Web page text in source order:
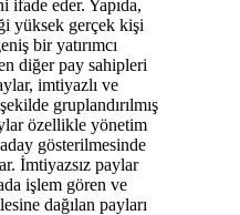
eder. Yapıda,
yüksek gerçek kişi
bir yatırımcı
diğer pay sahipleri
imtiyazlı ve
gruplandırılmış
özellikle yönetim
gösterilmesinde
İmtiyazsız paylar
işlem gören ve
dağılan payları